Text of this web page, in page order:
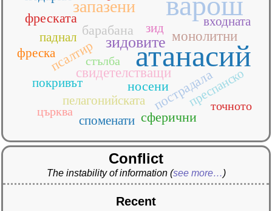
атанасий
запазени
зидовите монолитни
свидетелстващи
барабана
носенипострадала
псалтир
сферични
фреската входната
зид
паднал
пелагонийската
покривът преспанско
споменати
фреска
стълба
точното
църква
Conflict
The instability of information (see more…)
Recent